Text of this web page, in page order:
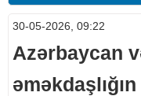
30-05-2026, 09:22
Azərbaycan